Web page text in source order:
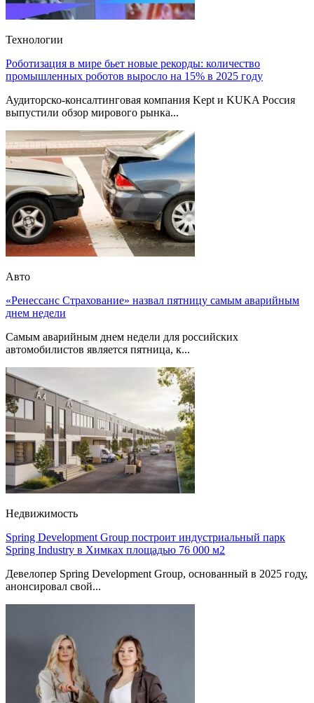
Технологии
Роботизация в мире бьет новые рекорды: количество
промышленных роботов выросло на 15% в 2025 году
Аудиторско-консалтинговая компания Kept и KUKA Россия
выпустили обзор мирового рынка...
Авто
«Ренессанс Страхование» назвал пятницу самым аварийным
днем недели
Самым аварийным днем недели для российских
автомобилистов является пятница, к...
Недвижимость
Spring Development Group построит индустриальный парк
Spring Industry в Химках площадью 76 000 м2
Девелопер Spring Development Group, основанный в 2025 году,
анонсировал свой...